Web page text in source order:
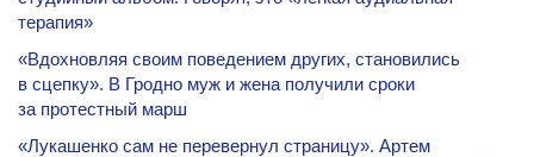
терапия»
«Вдохновляя своим поведением других, становились
в сцепку». В Гродно муж и жена получили сроки
за протестный марш
«Лукашенко сам не перевернул страницу». Артем